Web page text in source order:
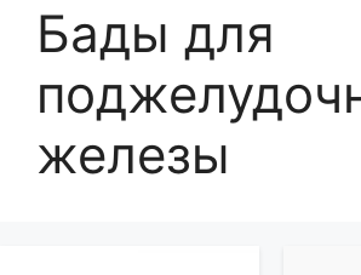
Бады для
железы